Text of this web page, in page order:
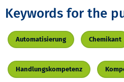
Keywords for the
Automatisierung Chemikant
Handlungskompetenz